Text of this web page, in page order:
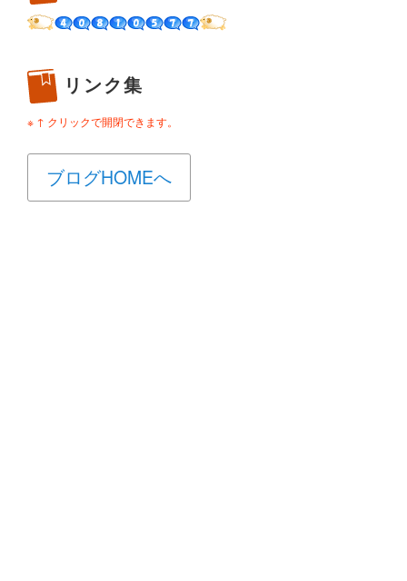
リンク集
※ ↑ クリックで開閉できます。
ブログHOMEへ